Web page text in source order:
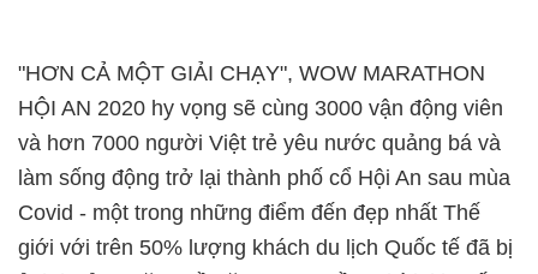
"HƠN CẢ MỘT GIẢI CHẠY", WOW MARATHON
HỘI AN 2020 hy vọng sẽ cùng 3000 vận động viên
và hơn 7000 người Việt trẻ yêu nước quảng bá và
làm sống động trở lại thành phố cổ Hội An sau mùa
Covid - một trong những điểm đến đẹp nhất Thế
giới với trên 50% lượng khách du lịch Quốc tế đã bị